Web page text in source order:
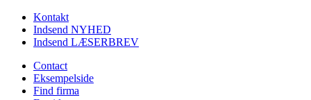
Kontakt
Indsend NYHED
Indsend LÆSERBREV
Contact
Eksempelside
Find firma